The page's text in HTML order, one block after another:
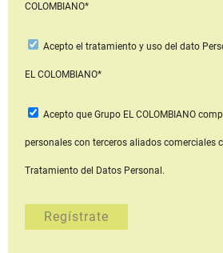
COLOMBIANO*
Acepto el tratamiento y uso del dato
EL COLOMBIANO*
Acepto que Grupo EL COLOMBIANO
personales con terceros aliados comerciales
Tratamiento del Datos Personal.